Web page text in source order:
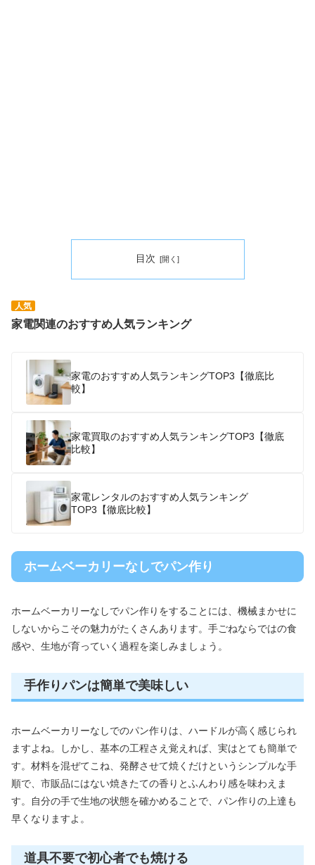
目次
人気
家電関連のおすすめ人気ランキング
家電のおすすめ人気ランキングTOP3【徹底比
較】
家電買取のおすすめ人気ランキングTOP3【徹底
比較】
家電レンタルのおすすめ人気ランキング
TOP3【徹底比較】
ホームベーカリーなしでパン作り
ホームベーカリーなしでパン作りをすることには、機械まかせに
しないからこその魅力がたくさんあります。手ごねならではの食
感や、生地が育っていく過程を楽しみましょう。
手作りパンは簡単で美味しい
ホームベーカリーなしでのパン作りは、ハードルが高く感じられ
ますよね。しかし、基本の工程さえ覚えれば、実はとても簡単で
す。材料を混ぜてこね、発酵させて焼くだけというシンプルな手
順で、市販品にはない焼きたての香りとふんわり感を味わえま
す。自分の手で生地の状態を確かめることで、パン作りの上達も
早くなりますよ。
道具不要で初心者でも焼ける